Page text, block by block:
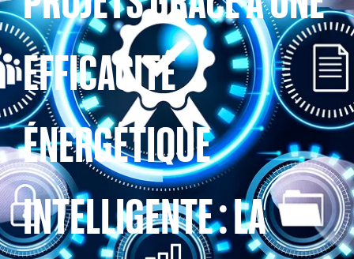
EFFICACITÉ
ÉNERGÉTIQUE
INTELLIGENTE : LA